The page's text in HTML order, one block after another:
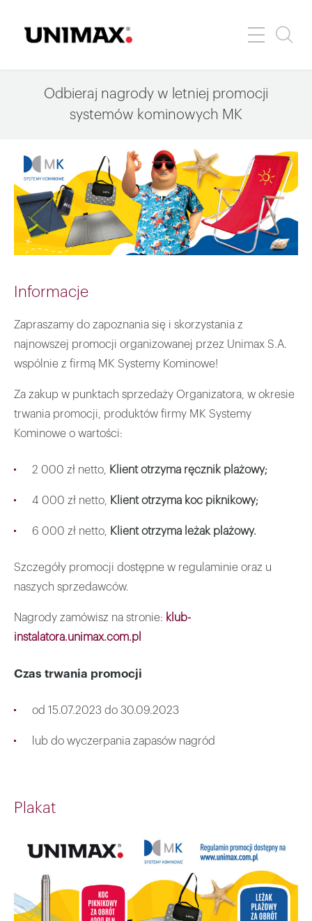
Odbieraj nagrody w letniej promocji
systemów kominowych MK
Informacje
Zapraszamy do zapoznania się i skorzystania z
najnowszej promocji organizowanej przez Unimax S.A.
wspólnie z firmą MK Systemy Kominowe!
Za zakup w punktach sprzedaży Organizatora, w okresie
trwania promocji, produktów firmy MK Systemy
Kominowe o wartości:
2 000 zł netto, Klient otrzyma ręcznik plażowy;
4 000 zł netto, Klient otrzyma koc piknikowy;
6 000 zł netto, Klient otrzyma leżak plażowy.
Szczegóły promocji dostępne w regulaminie oraz u
naszych sprzedawców.
Nagrody zamówisz na stronie: klub-
instalatora.unimax.com.pl
Czas trwania promocji
od 15.07.2023 do 30.09.2023
lub do wyczerpania zapasów nagród
Plakat